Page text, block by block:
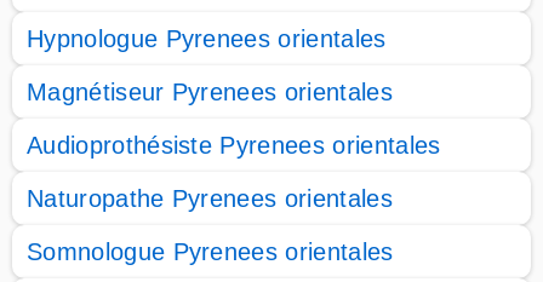
Hypnologue Pyrenees orientales
Magnétiseur Pyrenees orientales
Audioprothésiste Pyrenees orientales
Naturopathe Pyrenees orientales
Somnologue Pyrenees orientales